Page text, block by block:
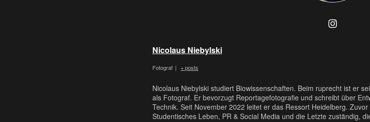
Nicolaus Niebylski
Fotograf | + posts
Nicolaus Niebylski studiert Biowissenschaften. Beim ruprecht ist er
als Fotograf. Er bevorzugt Reportagefotografie und schreibt über
Technik. Seit November 2022 leitet er das Ressort Heidelberg.
Studentisches Leben, PR & Social Media und die Letzte zuständig,